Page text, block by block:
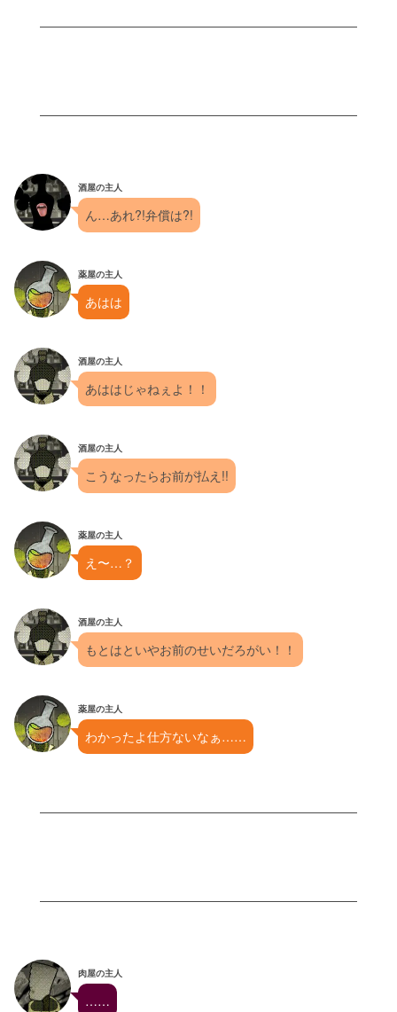
酒屋の主人
ん…あれ?!弁償は?!
薬屋の主人
あはは
酒屋の主人
あははじゃねぇよ！！
酒屋の主人
こうなったらお前が払え!!
薬屋の主人
え〜…？
酒屋の主人
もとはといやお前のせいだろがい！！
薬屋の主人
わかったよ仕方ないなぁ……
肉屋の主人
……